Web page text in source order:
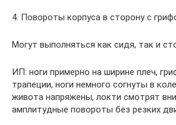
4. Повороты корпуса в сторону с
Могут выполняться как сидя, так и
ИП: ноги примерно на ширине плеч,
трапеции, ноги немного согнуты в
живота напряжены, локти смотрят
амплитудные повороты без резких